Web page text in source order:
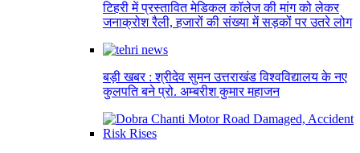
टिहरी में प्रस्तावित मेडिकल कॉलेज की मांग को लेकर
जनाक्रोश रैली, हजारों की संख्या में सड़कों पर उतरे लोग
बड़ी खबर : श्रीदेव सुमन उत्तराखंड विश्वविद्यालय के नए
कुलपति बने प्रो. अम्बरीश कुमार महाजन